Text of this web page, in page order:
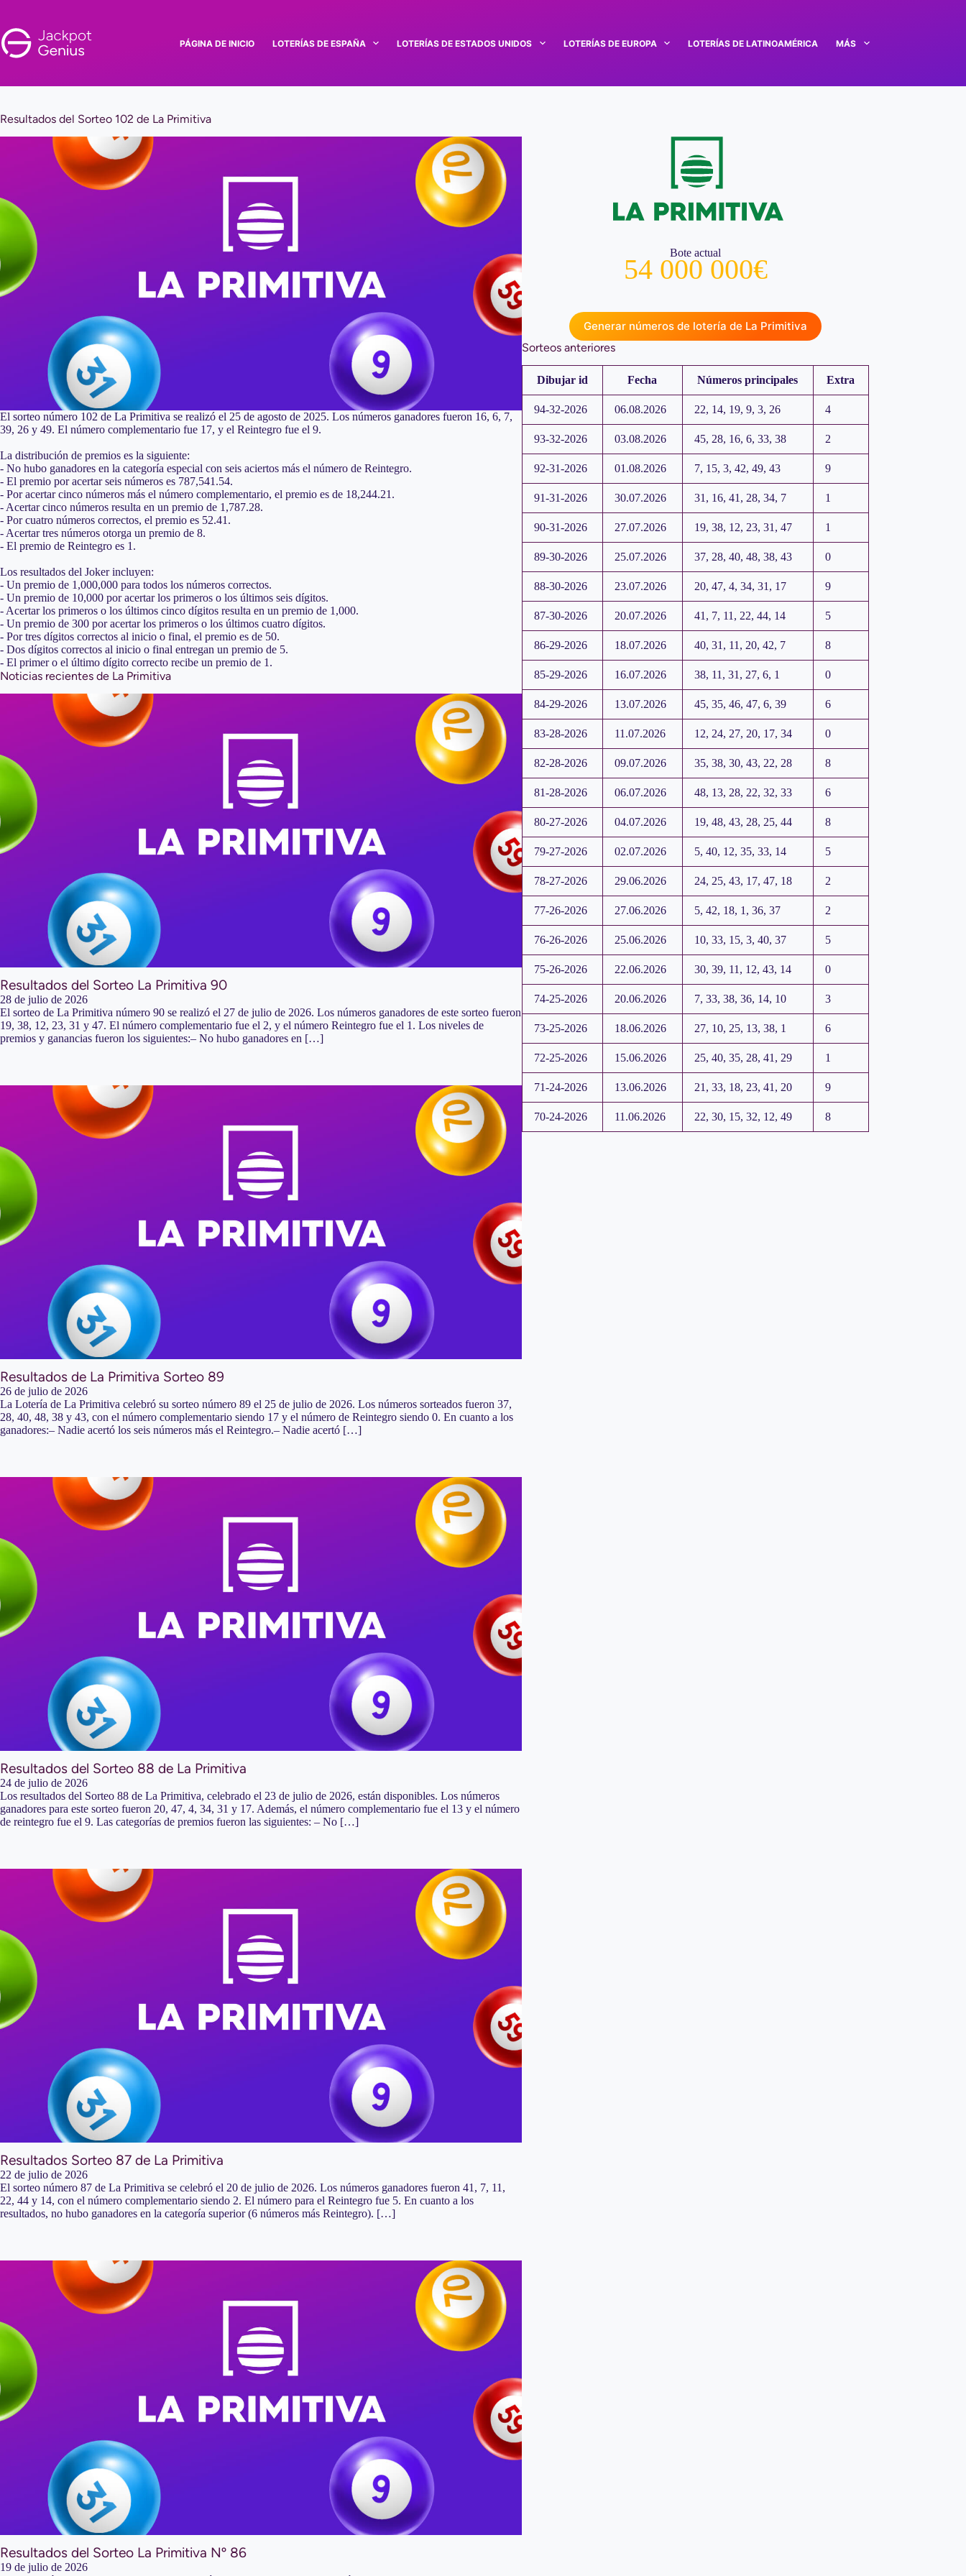
contenido
PÁGINA DE INICIO LOTERÍAS DE ESPAÑA LOTERÍAS DE ESTADOS UNIDOS LOTERÍAS DE EUROPA LOTERÍAS DE LATINOAMÉRICA MÁS
Resultados del Sorteo 102 de La Primitiva
El sorteo número 102 de La Primitiva se realizó el 25 de agosto de 2025. Los números ganadores fueron 16, 6, 7,
39, 26 y 49. El número complementario fue 17, y el Reintegro fue el 9.
La distribución de premios es la siguiente:
- No hubo ganadores en la categoría especial con seis aciertos más el número de Reintegro.
- El premio por acertar seis números es 787,541.54.
- Por acertar cinco números más el número complementario, el premio es de 18,244.21.
- Acertar cinco números resulta en un premio de 1,787.28.
- Por cuatro números correctos, el premio es 52.41.
- Acertar tres números otorga un premio de 8.
- El premio de Reintegro es 1.
Los resultados del Joker incluyen:
- Un premio de 1,000,000 para todos los números correctos.
- Un premio de 10,000 por acertar los primeros o los últimos seis dígitos.
- Acertar los primeros o los últimos cinco dígitos resulta en un premio de 1,000.
- Un premio de 300 por acertar los primeros o los últimos cuatro dígitos.
- Por tres dígitos correctos al inicio o final, el premio es de 50.
- Dos dígitos correctos al inicio o final entregan un premio de 5.
- El primer o el último dígito correcto recibe un premio de 1.
Noticias recientes de La Primitiva
Resultados del Sorteo La Primitiva 90
28 de julio de 2026
El sorteo de La Primitiva número 90 se realizó el 27 de julio de 2026. Los números ganadores de este sorteo fueron
19, 38, 12, 23, 31 y 47. El número complementario fue el 2, y el número Reintegro fue el 1. Los niveles de
premios y ganancias fueron los siguientes:– No hubo ganadores en […]
Resultados de La Primitiva Sorteo 89
26 de julio de 2026
La Lotería de La Primitiva celebró su sorteo número 89 el 25 de julio de 2026. Los números sorteados fueron 37,
28, 40, 48, 38 y 43, con el número complementario siendo 17 y el número de Reintegro siendo 0. En cuanto a los
ganadores:– Nadie acertó los seis números más el Reintegro.– Nadie acertó […]
Resultados del Sorteo 88 de La Primitiva
24 de julio de 2026
Los resultados del Sorteo 88 de La Primitiva, celebrado el 23 de julio de 2026, están disponibles. Los números
ganadores para este sorteo fueron 20, 47, 4, 34, 31 y 17. Además, el número complementario fue el 13 y el número
de reintegro fue el 9. Las categorías de premios fueron las siguientes: – No […]
Resultados Sorteo 87 de La Primitiva
22 de julio de 2026
El sorteo número 87 de La Primitiva se celebró el 20 de julio de 2026. Los números ganadores fueron 41, 7, 11,
22, 44 y 14, con el número complementario siendo 2. El número para el Reintegro fue 5. En cuanto a los
resultados, no hubo ganadores en la categoría superior (6 números más Reintegro). […]
Resultados del Sorteo La Primitiva Nº 86
19 de julio de 2026
Bote actual
54 000 000€
Generar números de lotería de La Primitiva
Sorteos anteriores
Dibujar id Fecha Números principales Extra
94-32-2026 06.08.2026 22, 14, 19, 9, 3, 26 4
93-32-2026 03.08.2026 45, 28, 16, 6, 33, 38 2
92-31-2026 01.08.2026 7, 15, 3, 42, 49, 43 9
91-31-2026 30.07.2026 31, 16, 41, 28, 34, 7 1
90-31-2026 27.07.2026 19, 38, 12, 23, 31, 47 1
89-30-2026 25.07.2026 37, 28, 40, 48, 38, 43 0
88-30-2026 23.07.2026 20, 47, 4, 34, 31, 17 9
87-30-2026 20.07.2026 41, 7, 11, 22, 44, 14 5
86-29-2026 18.07.2026 40, 31, 11, 20, 42, 7 8
85-29-2026 16.07.2026 38, 11, 31, 27, 6, 1 0
84-29-2026 13.07.2026 45, 35, 46, 47, 6, 39 6
83-28-2026 11.07.2026 12, 24, 27, 20, 17, 34 0
82-28-2026 09.07.2026 35, 38, 30, 43, 22, 28 8
81-28-2026 06.07.2026 48, 13, 28, 22, 32, 33 6
80-27-2026 04.07.2026 19, 48, 43, 28, 25, 44 8
79-27-2026 02.07.2026 5, 40, 12, 35, 33, 14 5
78-27-2026 29.06.2026 24, 25, 43, 17, 47, 18 2
77-26-2026 27.06.2026 5, 42, 18, 1, 36, 37 2
76-26-2026 25.06.2026 10, 33, 15, 3, 40, 37 5
75-26-2026 22.06.2026 30, 39, 11, 12, 43, 14 0
74-25-2026 20.06.2026 7, 33, 38, 36, 14, 10 3
73-25-2026 18.06.2026 27, 10, 25, 13, 38, 1 6
72-25-2026 15.06.2026 25, 40, 35, 28, 41, 29 1
71-24-2026 13.06.2026 21, 33, 18, 23, 41, 20 9
70-24-2026 11.06.2026 22, 30, 15, 32, 12, 49 8